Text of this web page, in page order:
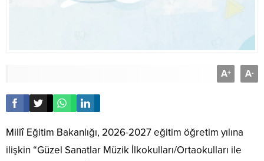
A+ A-
Millî Eğitim Bakanlığı, 2026-2027 eğitim öğretim yılına
ilişkin “Güzel Sanatlar Müzik İlkokulları/Ortaokulları ile